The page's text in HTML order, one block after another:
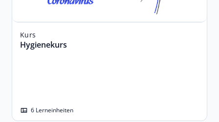
Kurs
Hygienekurs
6 Lerneinheiten